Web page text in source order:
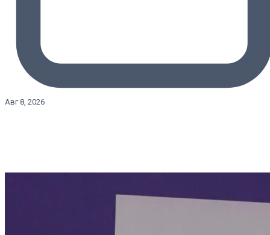
Авг 8, 2026